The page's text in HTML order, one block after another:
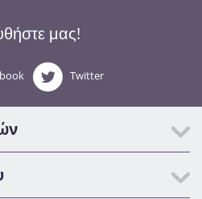
μας!
Twitter